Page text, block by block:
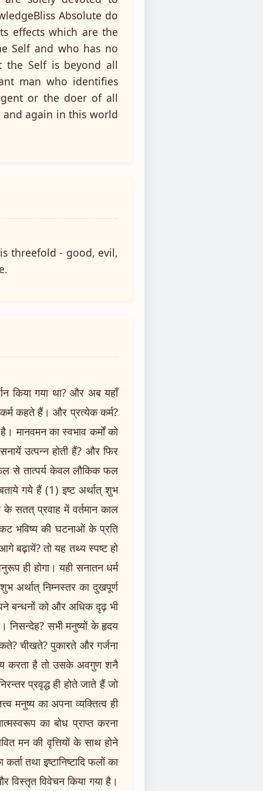
Absolute do
effects which are the
Self and who has no
the Self is beyond all
man who identifies
or the doer of all
again in this world
threefold - good, evil,
किया गया था? और अब यहाँ
कर्म कहते हैं। और प्रत्येक कर्म?
मानवमन का स्वभाव कर्मों को
उत्पन्न होती हैं? और फिर
से तात्पर्य केवल लौकिक फल
गये हैं (1) इष्ट अर्थात् शुभ
सतत् प्रवाह में वर्तमान काल
भविष्य की घटनाओं के प्रति
बढ़ायें? तो यह तथ्य स्पष्ट हो
ही होगा। यही सनातन धर्म
अर्थात् निम्नस्तर का दुखपूर्ण
बन्धनों को और अधिक दृढ़ भी
निसन्देह? सभी मनुष्यों के हृदय
चीखते? पुकारते और गर्जना
करता है तो उसके अवगुण शनै
प्रवृद्ध ही होते जाते हैं जो
मनुष्य का अपना व्यक्तित्व ही
का बोध प्राप्त करना
मन की वृत्तियों के साथ होने
तथा इष्टानिष्टादि फलों का
विस्तृत विवेचन किया गया है।